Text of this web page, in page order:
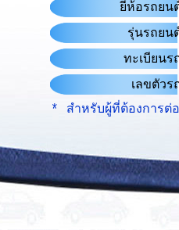
ยี่ห้อรถยน
รุ่นรถยน
ทะเบียนร
เลขตัวร
* สำหรับผู้ที่ต้องการต่